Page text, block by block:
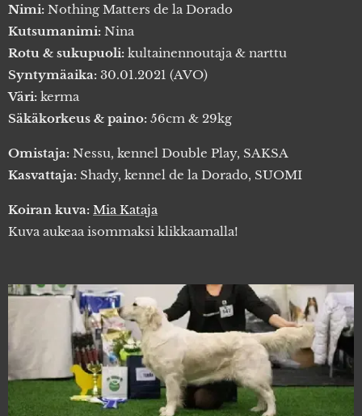
Nimi: Nothing Matters de la Dorado
Kutsumanimi: Nina
Rotu & sukupuoli: kultainennoutaja & narttu
Syntymäaika: 30.01.2021 (AVO)
Väri: kerma
Säkäkorkeus & paino: 56cm & 29kg
Omistaja: Nessu, kennel Double Play, SAKSA
Kasvattaja: Shady, kennel de la Dorado, SUOMI
Koiran kuva: Mia Kataja
Kuva aukeaa isommaksi klikkaamalla!